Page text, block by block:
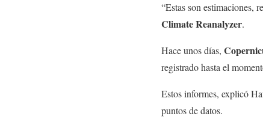
“Estas son estimaciones,
Climate Reanalyzer.
Hace unos días,
registrado hasta el
Estos informes, explicó
puntos de datos.